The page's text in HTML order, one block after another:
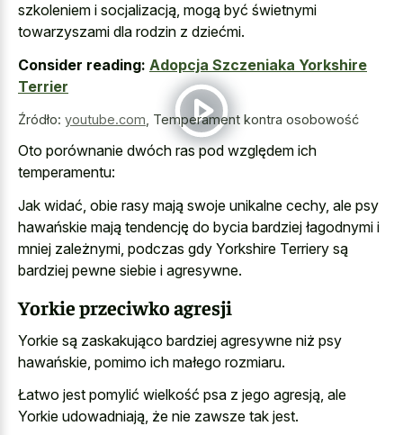
szkoleniem i socjalizacją, mogą być świetnymi
towarzyszami dla rodzin z dziećmi.
Consider reading: Adopcja Szczeniaka Yorkshire
Terrier
Źródło: youtube.com Temperament kontra osobowość
Oto porównanie dwóch ras pod względem ich
temperamentu:
Jak widać, obie rasy mają swoje unikalne cechy, ale psy
hawańskie mają tendencję do bycia bardziej łagodnymi i
mniej zależnymi, podczas gdy Yorkshire Terriery są
bardziej pewne siebie i agresywne.
Yorkie przeciwko agresji
Yorkie są zaskakująco bardziej agresywne niż psy
hawańskie, pomimo ich małego rozmiaru.
Łatwo jest pomylić wielkość psa z jego agresją, ale
Yorkie udowadniają, że nie zawsze tak jest.